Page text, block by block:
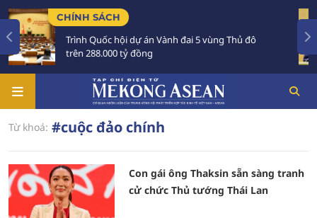
CHÍNH SÁCH
Trình Quốc hội dự án Vành đai 5 vùng Thủ đô
trên 288.000 tỷ đồng
Từ khoá: #cuộc đảo chính
Con gái ông Thaksin sẵn sàng tranh
cử chức Thủ tướng Thái Lan